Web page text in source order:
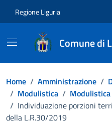
Regione Liguria
Comune di
Home / Amministrazione /
/ Modulistica /
/ Individuazione porzioni
della L.R.30/2019